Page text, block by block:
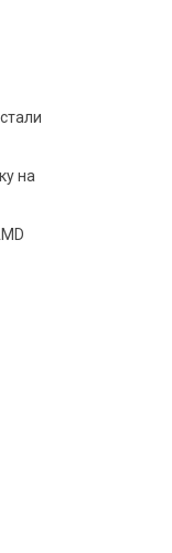
на